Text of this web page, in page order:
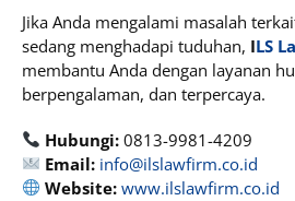
Jika Anda mengalami masalah
sedang menghadapi tuduhan, ILS
membantu Anda dengan layanan
berpengalaman, dan terpercaya.
Hubungi: 0813-9981-4209
Email: info@ilslawfirm.co.id
Website: www.ilslawfirm.co.id